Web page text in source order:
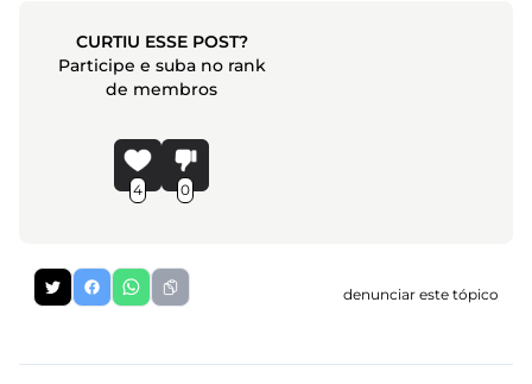
CURTIU ESSE POST?
Participe e suba no rank
de membros
4 0
denunciar este tópico